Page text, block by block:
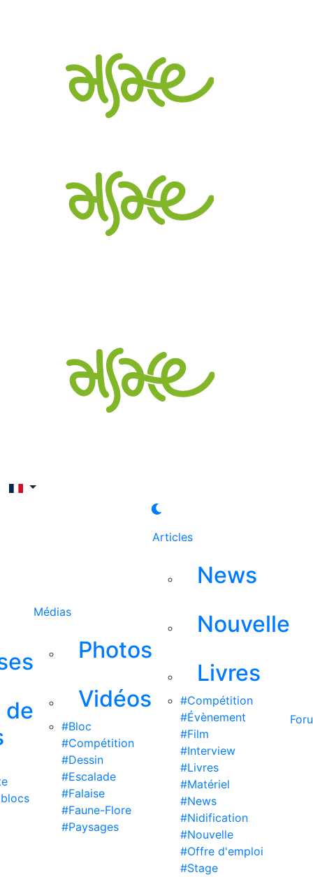
de
Médias
Photos
Vidéos
#Bloc
#Compétition
#Dessin
#Escalade
#Falaise
#Faune-Flore
#Paysages
Articles
News
Nouvelle
Livres
#Compétition
#Évènement
#Film
#Interview
#Livres
#Matériel
#News
#Nidification
#Nouvelle
#Offre d'emploi
#Stage